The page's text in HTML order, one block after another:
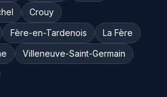
Crouy
Fère-en-Tardenois
La Fère
Villeneuve-Saint-Germain